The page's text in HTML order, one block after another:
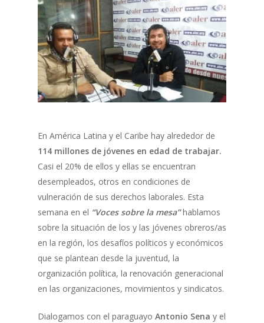
En América Latina y el Caribe hay alrededor de
114 millones de jóvenes en edad de trabajar.
Casi el 20% de ellos y ellas se encuentran
desempleados, otros en condiciones de
vulneración de sus derechos laborales. Esta
semana en el “Voces sobre la mesa”hablamos
sobre la situación de los y las jóvenes obreros/as
en la región, los desafíos políticos y económicos
que se plantean desde la juventud, la
organización política, la renovación generacional
en las organizaciones, movimientos y sindicatos.
Dialogamos con el paraguayo Antonio Sena y el